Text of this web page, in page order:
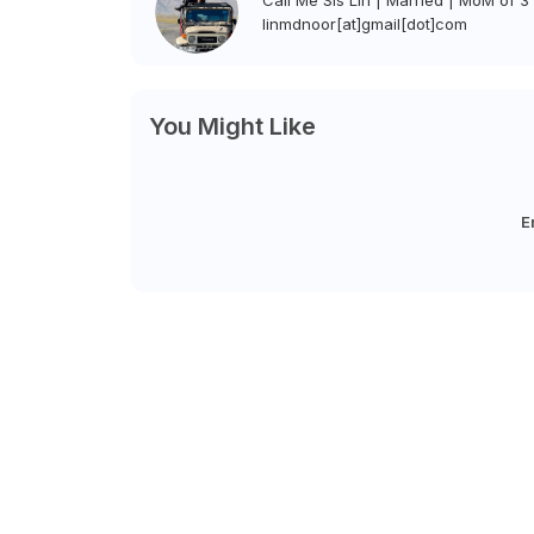
linmdnoor[at]gmail[dot]com
You Might Like